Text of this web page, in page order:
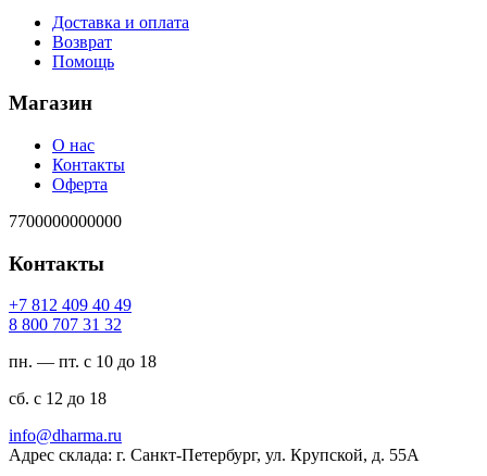
Доставка и оплата
Возврат
Помощь
Магазин
О нас
Контакты
Оферта
7700000000000
Контакты
94 04 904 218 7+
23 13 707 008 8
пн. — пт. с 10 до 18
сб. с 12 до 18
ur.amrahd@ofni
Адрес склада: г. Санкт-Петербург, ул. Крупской, д. 55А